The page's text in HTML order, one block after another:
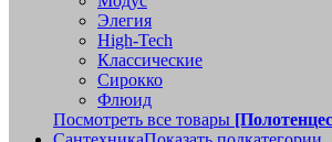
Элегия
High-Tech
Классические
Сирокко
Флюид
Посмотреть все товары